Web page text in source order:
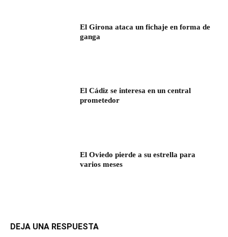
El Girona ataca un fichaje en forma de
ganga
El Cádiz se interesa en un central
prometedor
El Oviedo pierde a su estrella para
varios meses
DEJA UNA RESPUESTA